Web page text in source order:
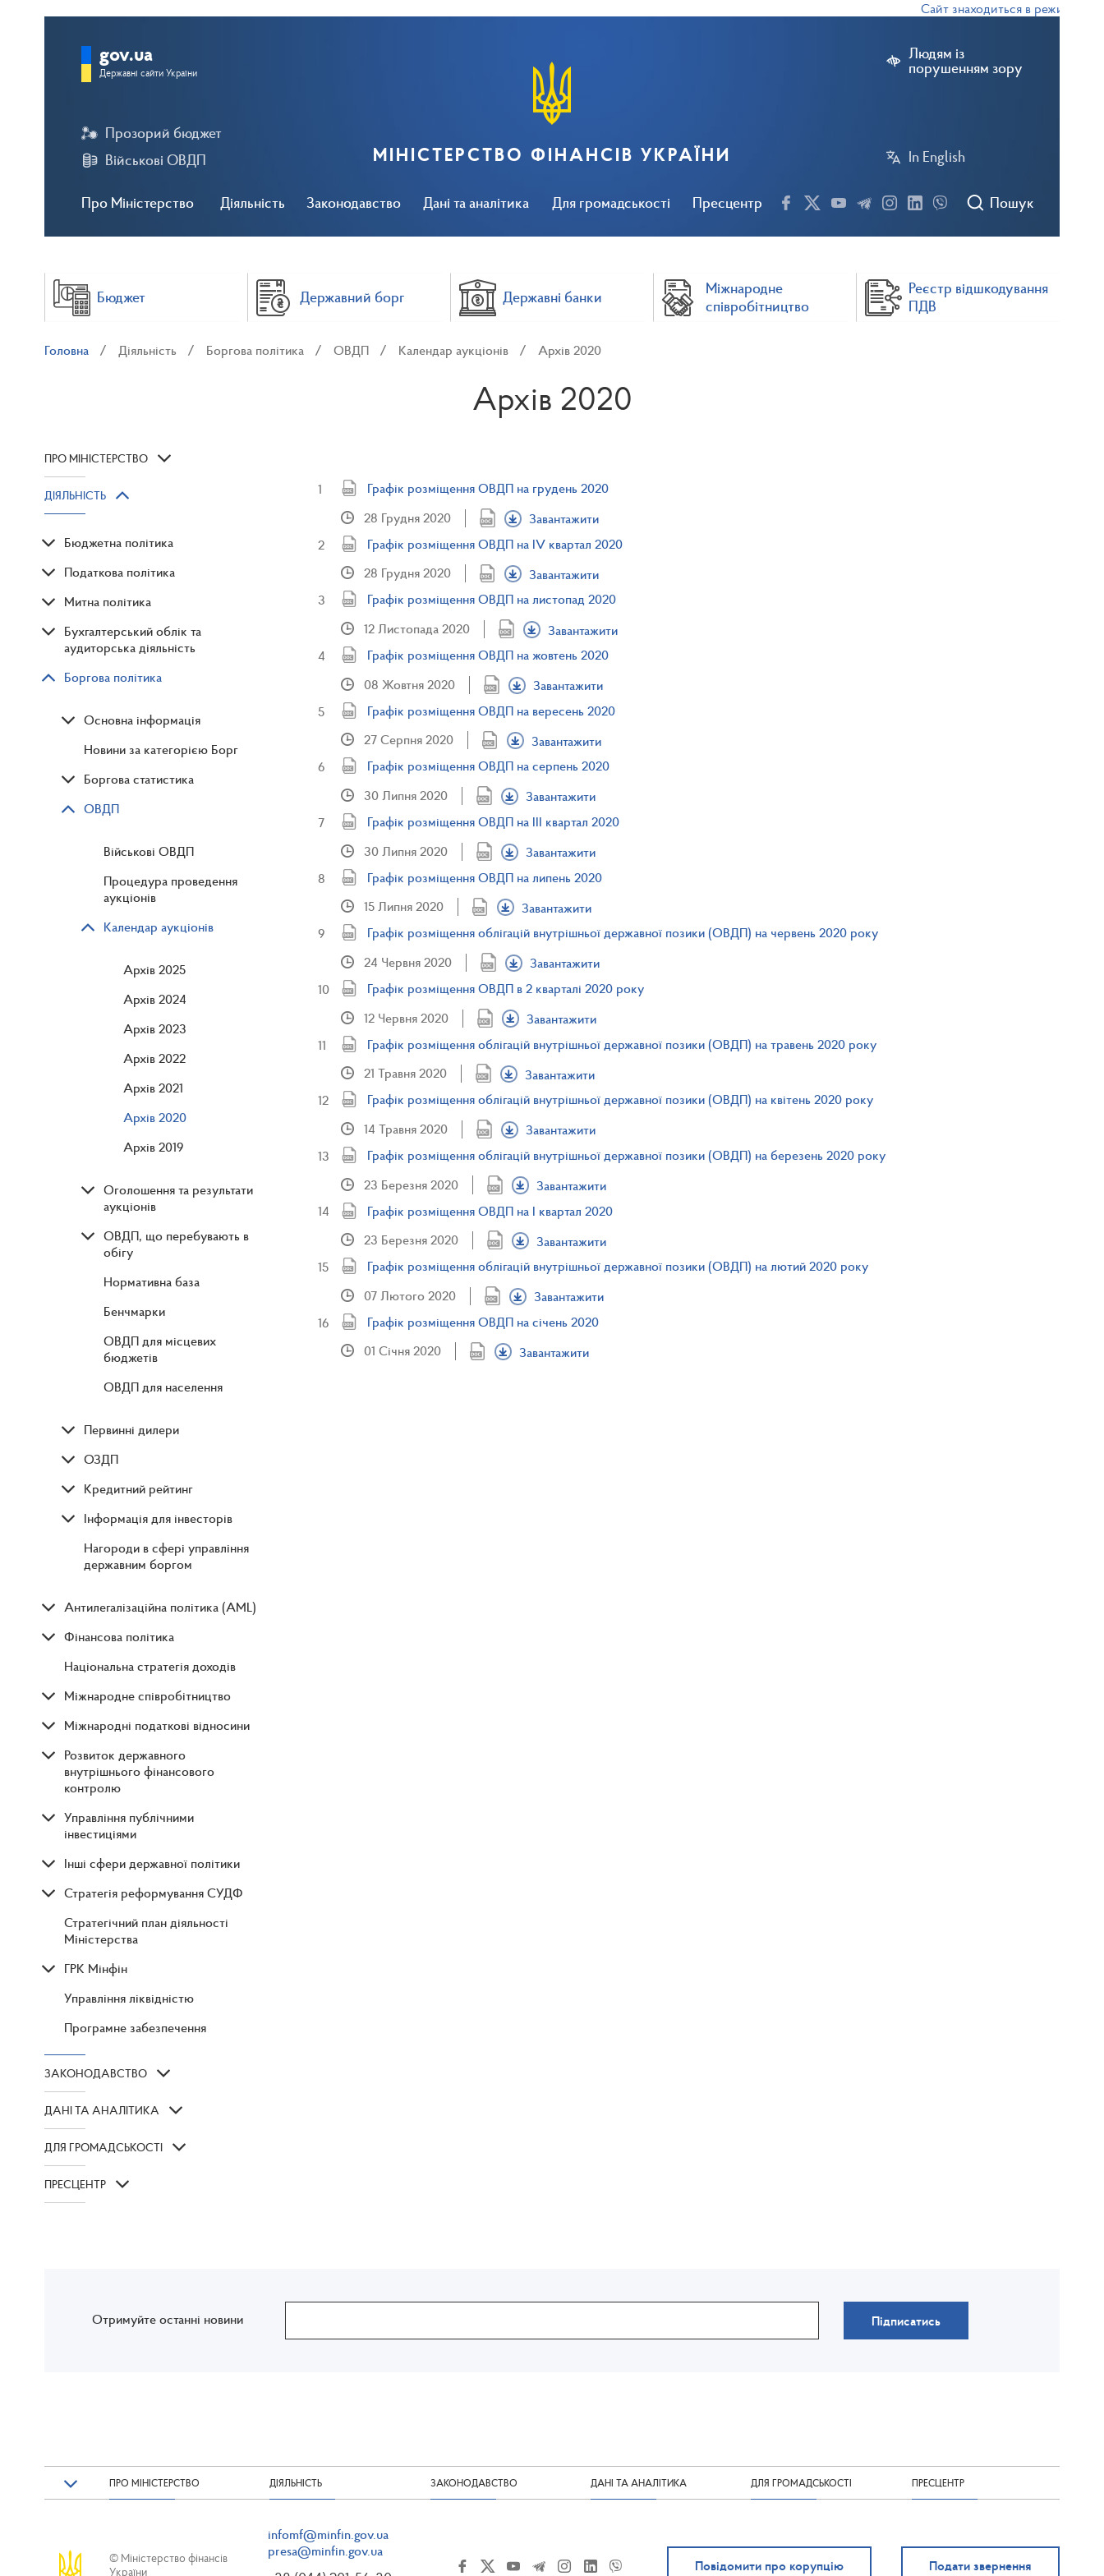
Сайт знаходиться в режимі
Людям із
порушенням зору
In English
Про Міністерство Діяльність Законодавство Дані та аналітика Для громадськості Пресцентр
Прозорий бюджет
Військові ОВДП
Пошук
gov.ua
Державні сайти України
МІНІСТЕРСТВО ФІНАНСІВ УКРАЇНИ
Бюджет Державний борг Державні банки
Міжнародне
співробітництво
Реєстр відшкодування
ПДВ
Головна Діяльність Боргова політика ОВДП Календар аукціонів Архів 2020
Архів 2020
ПРО МІНІСТЕРСТВО
ДІЯЛЬНІСТЬ
Бюджетна політика
Податкова політика
Митна політика
Бухгалтерський облік та
аудиторська діяльність
Боргова політика
Основна інформація
Новини за категорією Борг
Боргова статистика
ОВДП
Військові ОВДП
Процедура проведення
аукціонів
Календар аукціонів
Архів 2025
Архів 2024
Архів 2023
Архів 2022
Архів 2021
Архів 2020
Архів 2019
Оголошення та результати
аукціонів
ОВДП, що перебувають в
обігу
Нормативна база
Бенчмарки
ОВДП для місцевих
бюджетів
ОВДП для населення
Первинні дилери
ОЗДП
Кредитний рейтинг
Інформація для інвесторів
Нагороди в сфері управління
державним боргом
Антилегалізаційна політика (AML)
Фінансова політика
Національна стратегія доходів
Міжнародне співробітництво
Міжнародні податкові відносини
Розвиток державного
внутрішнього фінансового
контролю
Управління публічними
інвестиціями
Інші сфери державної політики
Стратегія реформування СУДФ
Стратегічний план діяльності
Міністерства
ГРК Мінфін
Управління ліквідністю
Програмне забезпечення
ЗАКОНОДАВСТВО
ДАНІ ТА АНАЛІТИКА
ДЛЯ ГРОМАДСЬКОСТІ
ПРЕСЦЕНТР
Графік розміщення ОВДП на грудень 2020
28 Грудня 2020
Завантажити
Графік розміщення ОВДП на IV квартал 2020
28 Грудня 2020
Завантажити
Графік розміщення ОВДП на листопад 2020
12 Листопада 2020
Завантажити
Графік розміщення ОВДП на жовтень 2020
08 Жовтня 2020
Завантажити
Графік розміщення ОВДП на вересень 2020
27 Серпня 2020
Завантажити
Графік розміщення ОВДП на серпень 2020
30 Липня 2020
Завантажити
Графік розміщення ОВДП на III квартал 2020
30 Липня 2020
Завантажити
Графік розміщення ОВДП на липень 2020
15 Липня 2020
Завантажити
Графік розміщення облігацій внутрішньої державної позики (ОВДП) на червень 2020 року
24 Червня 2020
Завантажити
Графік розміщення ОВДП в 2 кварталі 2020 року
12 Червня 2020
Завантажити
Графік розміщення облігацій внутрішньої державної позики (ОВДП) на травень 2020 року
21 Травня 2020
Завантажити
Графік розміщення облігацій внутрішньої державної позики (ОВДП) на квітень 2020 року
14 Травня 2020
Завантажити
Графік розміщення облігацій внутрішньої державної позики (ОВДП) на березень 2020 року
23 Березня 2020
Завантажити
Графік розміщення ОВДП на I квартал 2020
23 Березня 2020
Завантажити
Графік розміщення облігацій внутрішньої державної позики (ОВДП) на лютий 2020 року
07 Лютого 2020
Завантажити
Графік розміщення ОВДП на січень 2020
01 Січня 2020
Завантажити
Отримуйте останні новини Підписатись
ПРО МІНІСТЕРСТВО ДІЯЛЬНІСТЬ ЗАКОНОДАВСТВО ДАНІ ТА АНАЛІТИКА ДЛЯ ГРОМАДСЬКОСТІ ПРЕСЦЕНТР
© Міністерство фінансів
України
infomf@minfin.gov.ua
presa@minfin.gov.ua
Повідомити про корупцію Подати звернення